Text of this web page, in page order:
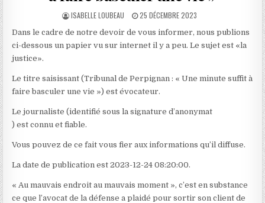
AUTHOR:
ISABELLE LOUBEAU
PUBLISHED
25 DÉCEMBRE 2023
Dans le cadre de notre devoir de vous informer, nous publions
ci-dessous un papier vu sur internet il y a peu. Le sujet est «la
justice».
Le titre saisissant (Tribunal de Perpignan : « Une minute suffit à
faire basculer une vie ») est évocateur.
Le journaliste (identifié sous la signature d’anonymat
) est connu et fiable.
Vous pouvez de ce fait vous fier aux informations qu’il diffuse.
La date de publication est 2023-12-24 08:20:00.
« Au mauvais endroit au mauvais moment », c’est en substance
ce que l’avocat de la défense a plaidé pour sortir son client de